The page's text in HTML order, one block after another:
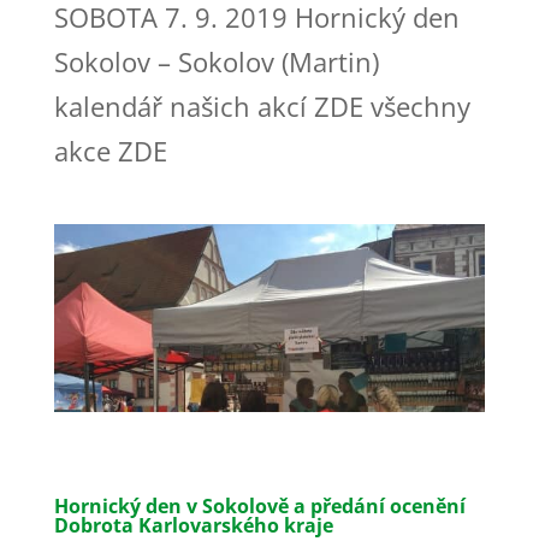
SOBOTA 7. 9. 2019 Hornický den
Sokolov – Sokolov (Martin)
kalendář našich akcí ZDE všechny
akce ZDE
Hornický den v Sokolově a předání ocenění
Dobrota Karlovarského kraje